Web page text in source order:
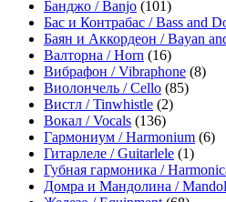
Банджо / Banjo (101)
Бас и Контрабас / Bass and
Баян и Аккордеон / Bayan
Валторна / Horn (16)
Вибрафон / Vibraphone (8)
Виолончель / Cello (85)
Вистл / Tinwhistle (2)
Вокал / Vocals (136)
Гармониум / Harmonium (6)
Гитарлеле / Guitarlele (1)
Губная гармоника /
Домра и Мандолина /